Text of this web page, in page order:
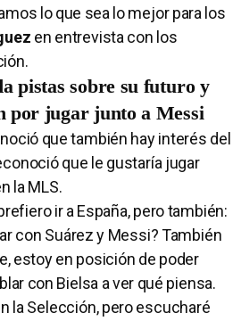
lo que sea lo mejor para los
en entrevista con los
pistas sobre su futuro y
por jugar junto a Messi
que también hay interés del
que le gustaría jugar
la MLS.
ir a España, pero también:
con Suárez y Messi? También
estoy en posición de poder
con Bielsa a ver qué piensa.
la Selección, pero escucharé